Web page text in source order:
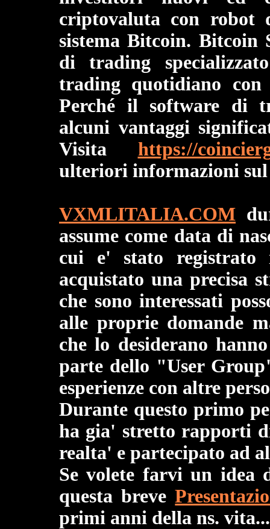
criptovaluta con robot
sistema Bitcoin. Bitcoin
di trading
trading quotidiano
Perché il software di
alcuni vantaggi
Visita https://
ulteriori informazioni sul
VXMLITALIA.COM
assume come data di
cui e' stato
acquistato una precisa
che sono interessati
alle proprie domande
che lo desiderano
parte dello "User
esperienze con altre
Durante questo primo
ha gia' stretto rapporti
realta' e partecipato ad
Se volete farvi un idea
questa breve
primi anni della ns. vita...